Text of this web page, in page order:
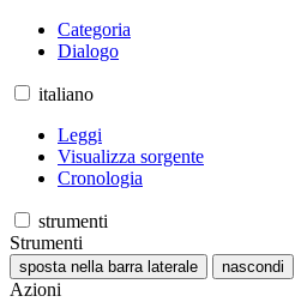
Categoria
Dialogo
italiano
Leggi
Visualizza sorgente
Cronologia
strumenti
Strumenti
sposta nella barra laterale nascondi
Azioni